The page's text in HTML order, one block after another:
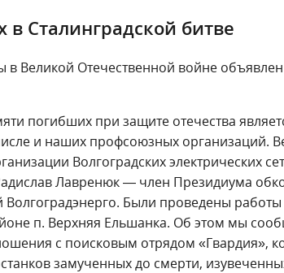
Сталинградской битве
в Великой Отечественной войне
погибших при защите отечества
и наших профсоюзных организаций.
Волгоградских электрических
Лавренюк — член Президиума
Были проведены работы
п. Верхняя Ельшанка. Об этом мы
с поисковым отрядом «Гвардия»,
замученных до смерти,